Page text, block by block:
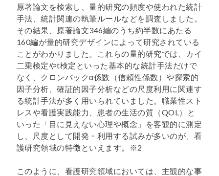
原著論文を検索し、量的研究の頻度や使われた統計
手法、統計関連の執筆ルールなどを調査しました。
その結果、原著論文346編のうち約半数にあたる
160編が量的研究デザインによって研究されている
ことがわかりました。これらの量的研究では、カイ
二乗検定やt検定といった基本的な統計手法だけで
なく、クロンバックα係数（信頼性係数）や探索的
因子分析、確証的因子分析などの尺度利用に関連す
る統計手法が多く用いられていました。職業性スト
レスや看護実践能力、患者の生活の質（QOL）と
いった「目に見えない心理や概念」を客観的に測定
し、尺度として開発・利用する試みが多いのが、看
護研究領域の特徴といえます。※2
このように、看護研究領域においては、主観的な事